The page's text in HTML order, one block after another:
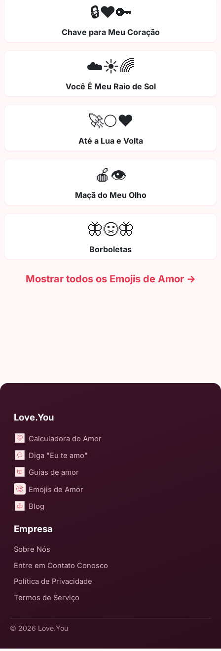
🔒❤️🔑
Chave para Meu Coração
☁️☀️🌈
Você É Meu Raio de Sol
🚀🌕❤️
Até a Lua e Volta
🍎👁️
Maçã do Meu Olho
🦋🤢🦋
Borboletas
Mostrar todos os Emojis de Amor →
Love.You
Calculadora do Amor
Diga "Eu te amo"
Guias de amor
Emojis de Amor
Blog
Empresa
Sobre Nós
Entre em Contato Conosco
Política de Privacidade
Termos de Serviço
© 2026 Love.You